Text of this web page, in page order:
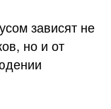
зависят не
но и от